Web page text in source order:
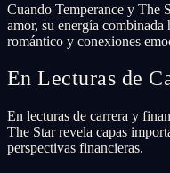
Cuando Temperance y The
amor, su energía
romántico y conexiones
En Lecturas de
En lecturas de carrera y
The Star revela capas
perspectivas financieras.